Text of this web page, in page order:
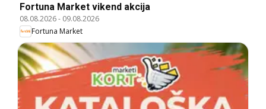
Fortuna Market vikend akcija
08.08.2026- 09.08.2026
Fortuna Market